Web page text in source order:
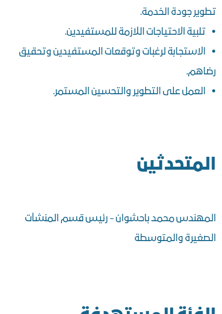
تطوير جودة الخدمة.
• تلبية الاحتياجات اللازمة للمستفيدين.
• الاستجابة لرغبات وتوقعات المستفيدين وتحقيق
رضاهم.
• العمل على التطوير والتحسين المستمر.
المتحدثين
المهندس محمد باحشوان - رئيس قسم المنشآت
الصغيرة والمتوسطة